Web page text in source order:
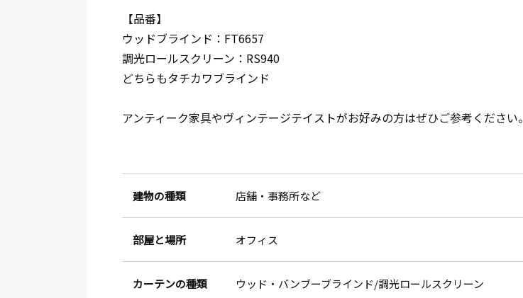
【品番】
ウッドブラインド：FT6657
調光ロールスクリーン：RS940
どちらもタチカワブラインド
アンティーク家具やヴィンテージテイストがお好みの方はぜひご参考ください。
建物の種類 店舗・事務所など
部屋と場所 オフィス
カーテンの種類 ウッド・バンブーブラインド 調光ロールスクリーン